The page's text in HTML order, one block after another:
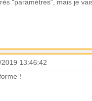
"paramètres", mais je
13:46:42
!